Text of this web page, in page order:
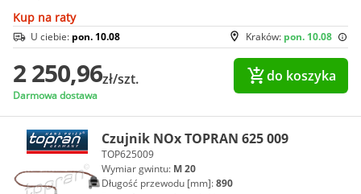
Kup na raty
Kraków: pon. 10.08
U ciebie: pon. 10.08
2 250,96zł/szt.
Darmowa dostawa
do koszyka
Czujnik NOx TOPRAN 625 009
TOP625009
Wymiar gwintu: M 20
Długość przewodu [mm]:890